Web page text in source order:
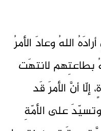
اللهُ وعادَ الأمرُ
بطاعتِهم لانتهَت
أنَّ الأمرَ قَد
على الأمّةِ